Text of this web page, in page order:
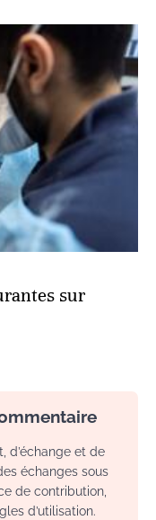
sur
d’échange et de
échanges sous
de contribution,
d’utilisation.